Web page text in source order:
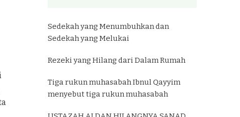
Sedekah yang Menumbuhkan dan
Sedekah yang Melukai
Rezeki yang Hilang dari Dalam Rumah
Tiga rukun muhasabah Ibnul Qayyim
menyebut tiga rukun muhasabah